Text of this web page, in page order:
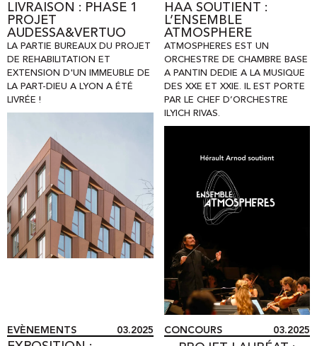
LIVRAISON : PHASE 1
PROJET
AUDESSA&VERTUO
LA PARTIE BUREAUX DU PROJET
DE REHABILITATION ET
EXTENSION D'UN IMMEUBLE DE
LA PART-DIEU A LYON A ÉTÉ
LIVRÉE !
HAA SOUTIENT :
L’ENSEMBLE
ATMOSPHERE
ATMOSPHERES EST UN
ORCHESTRE DE CHAMBRE BASE
A PANTIN DEDIE A LA MUSIQUE
DES XXE ET XXIE. IL EST PORTE
PAR LE CHEF D’ORCHESTRE
ILYICH RIVAS.
EVÈNEMENTS 03.2025 CONCOURS 03.2025